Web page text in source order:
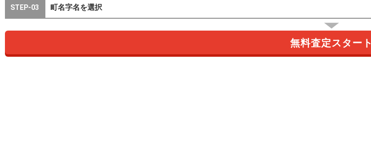
STEP-03
無料査定スタート